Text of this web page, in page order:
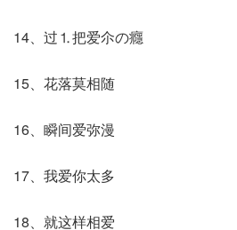
14、过⒈把爱尒の癮
15、花落莫相随
16、瞬间爱弥漫
17、我爱你太多
18、就这样相爱